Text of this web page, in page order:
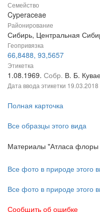
Семейство
Cyperaceae
Районирование
Сибирь, Центральная
Геопривязка
66,8488, 93,5657
Этикетка
1.08.1969. Собр. В. Б.
Дата ввода этикетки 19.03.2018
Полная карточка
Все образцы этого вида
Материалы "Атласа флоры
Все фото в природе этого
Все фото в природе этого
Сообщить об ошибке